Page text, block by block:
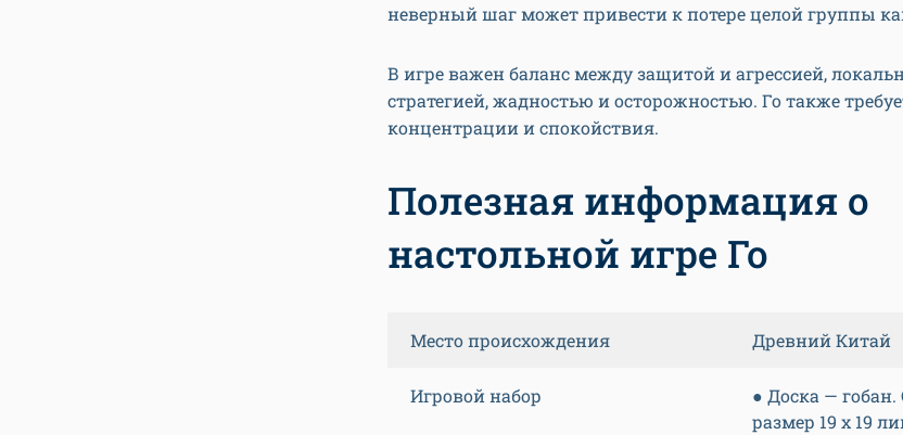
неверный шаг может привести к потере целой группы
В игре важен баланс между защитой и агрессией,
стратегией, жадностью и осторожностью. Го также
концентрации и спокойствия.
Полезная информация о
настольной игре Го
Место происхождения Древний Китай
Игровой набор
● Доска —
размер 19 х 19